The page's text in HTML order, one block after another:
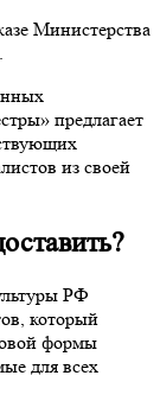
Министерства
предлагает
из своей
РФ
который
формы
для всех